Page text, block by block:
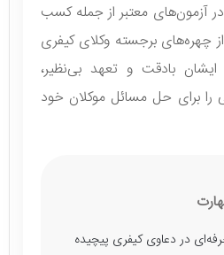
آزمون‌های معتبر از جمله کسب
چهره‌های برجسته وکلای کیفری
بادقت و تعهد بی‌نظیر،
را برای حل مسائل موکلان خود
در دعاوی کیفری پیچیده